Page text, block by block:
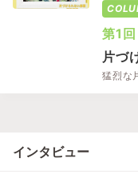
第1回
片づ
猛烈な
インタビュー